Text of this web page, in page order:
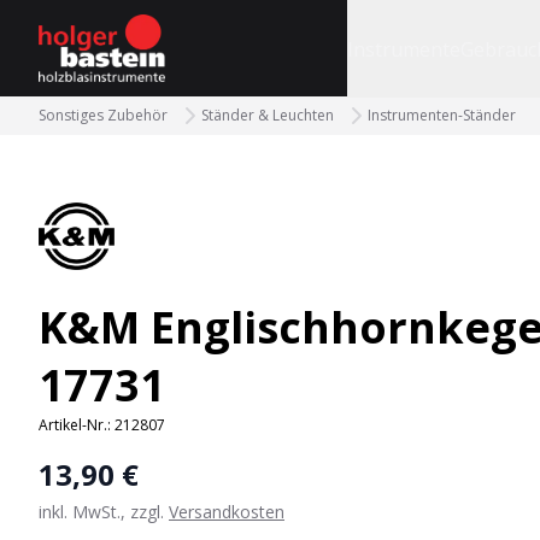
bastein
Sonstiges Zubehör Ständer & Leuchten Instrumenten-Ständer
K&M
17731
Artikel-Nr.: 212807
13,90 €
inkl. MwSt., zzgl. Versandkosten